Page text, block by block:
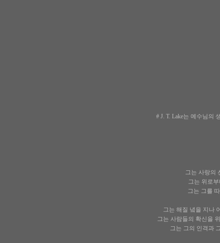
# J. T. Lake는 예수님
그는 사랑의
그는 위로
그는 그를
그는 해질 녘을 지나
그는 사람들의 확신을
그는 그의 인격과